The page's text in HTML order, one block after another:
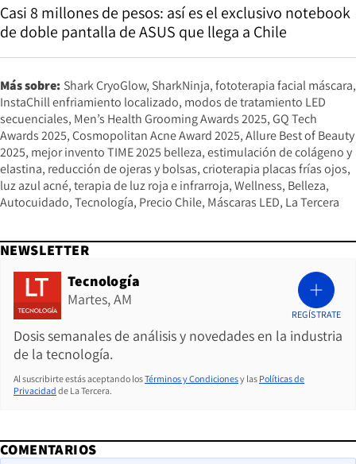
Casi 8 millones de pesos: así es el exclusivo notebook
de doble pantalla de ASUS que llega a Chile
Más sobre: Shark CryoGlow SharkNinja fototerapia facial máscara
InstaChill enfriamiento localizado modos de tratamiento LED
secuenciales Men’s Health Grooming Awards 2025 GQ Tech
Awards 2025 Cosmopolitan Acne Award 2025 Allure Best of Beauty
2025 mejor invento TIME 2025 belleza estimulación de colágeno y
elastina reducción de ojeras y bolsas crioterapia placas frías ojos
luz azul acné terapia de luz roja e infrarroja Wellness Belleza
Autocuidado Tecnología Precio Chile Máscaras LED La Tercera
NEWSLETTER
Tecnología
Martes, AM
Dosis semanales de análisis y novedades en la industria
de la tecnología.
REGÍSTRATE
Al suscribirte estás aceptando losTérminos y Condicionesy las Políticas de
Privacidad de La Tercera.
COMENTARIOS